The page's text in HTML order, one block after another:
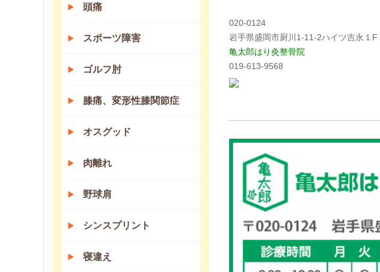
020-0124
岩手県盛岡市厨川1-11-2ハイツ吉永１F
亀太郎はり灸整骨院
019-613-9568
頭痛
スポーツ障害
ゴルフ肘
膝痛、変形性膝関節症
オスグッド
肉離れ
野球肩
シンスプリント
寝違え